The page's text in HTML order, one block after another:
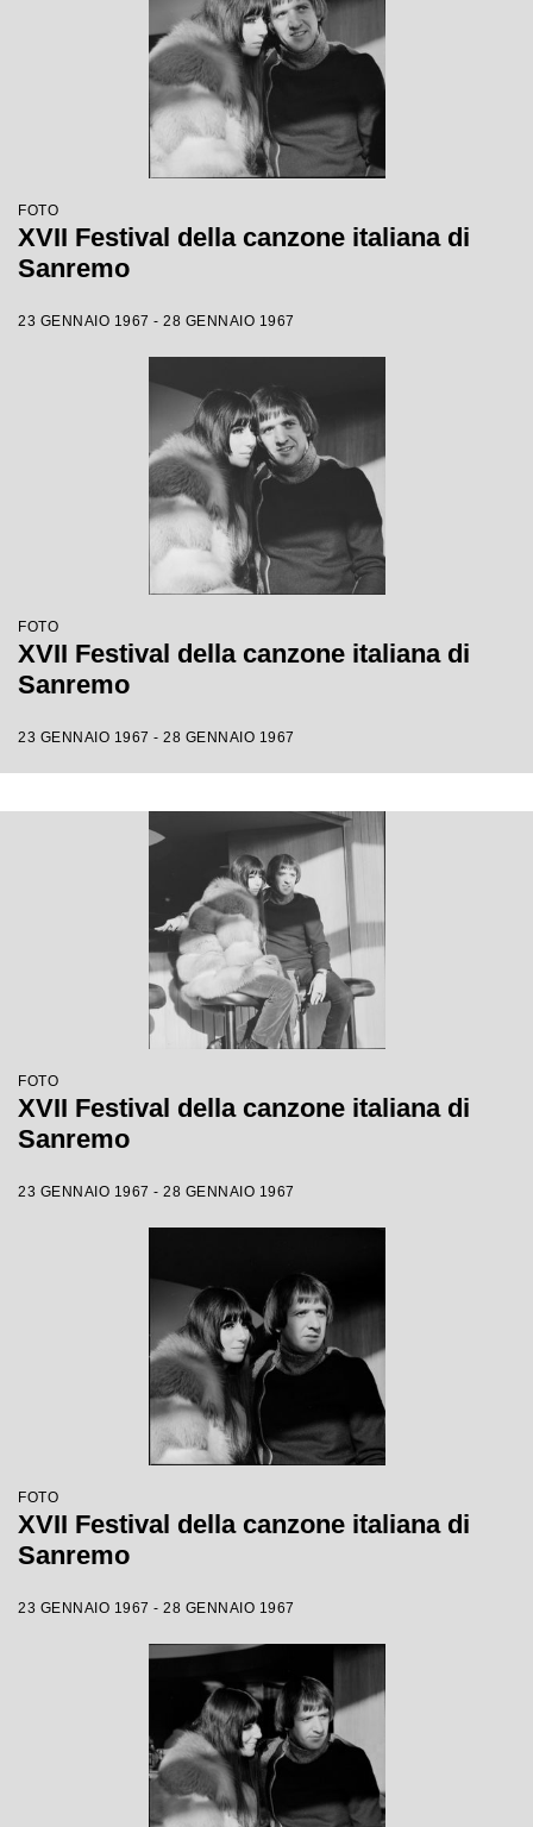
FOTO
XVII Festival della canzone italiana di
Sanremo
23 GENNAIO 1967 - 28 GENNAIO 1967
FOTO
XVII Festival della canzone italiana di
Sanremo
23 GENNAIO 1967 - 28 GENNAIO 1967
FOTO
XVII Festival della canzone italiana di
Sanremo
23 GENNAIO 1967 - 28 GENNAIO 1967
FOTO
XVII Festival della canzone italiana di
Sanremo
23 GENNAIO 1967 - 28 GENNAIO 1967